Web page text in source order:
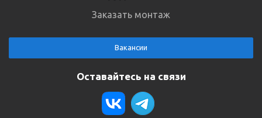
Заказать монтаж
Вакансии
Оставайтесь на связи